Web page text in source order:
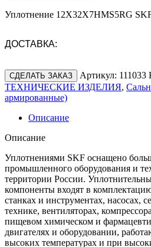
Уплотнение 12X32X7HMS5RG
ДОСТАВКА:
СДЕЛАТЬ ЗАКАЗ Артикул: 111033
ТЕХНИЧЕСКИЕ ИЗДЕЛИЯ,
армированные)
Описание
Описание
Уплотнениями SKF оснащено
промышленного оборудования и
территории России.
компоненты входят в
станках и инструментах, насосах,
технике, вентиляторах,
пищевом химическом и
двигателях и оборудовании,
высоких температурах и при